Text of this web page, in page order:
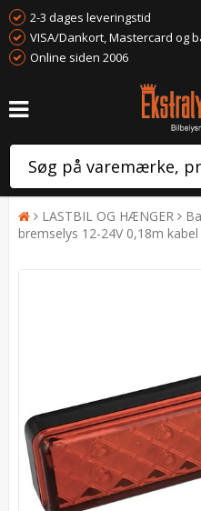
2-3 dages leveringstid
VISA/Dankort, Mastercard og
Online siden 2006
LASTBIL OG HÆNGER
bremselys 12-24V 0,18m kabel